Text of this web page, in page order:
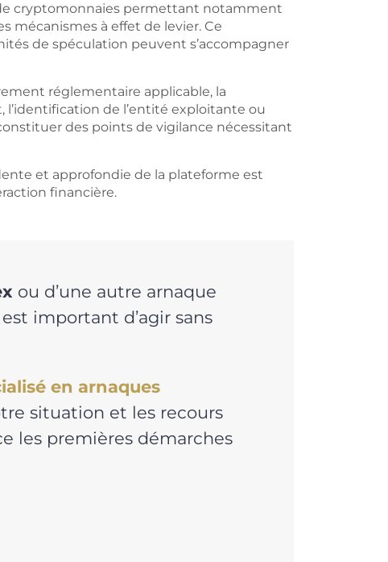
cryptomonnaies permettant notamment
mécanismes à effet de levier. Ce
de spéculation peuvent s’accompagner
réglementaire applicable, la
l’identification de l’entité exploitante ou
des points de vigilance nécessitant
et approfondie de la plateforme est
financière.
ou d’une autre arnaque
important d’agir sans
en arnaques
situation et les recours
les premières démarches